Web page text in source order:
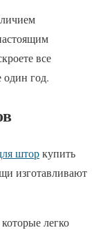
все
один год.
шторкупить
изготавливают
легко